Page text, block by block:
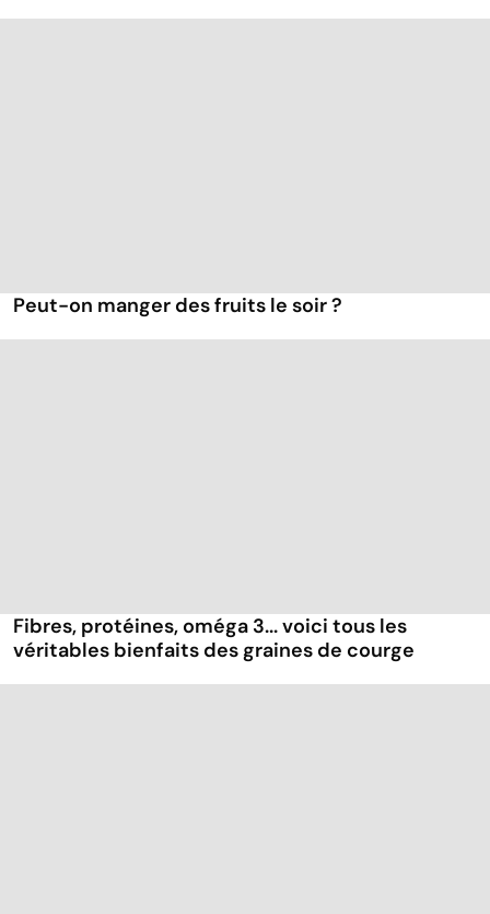
Peut-on manger des fruits le soir ?
Fibres, protéines, oméga 3... voici tous les
véritables bienfaits des graines de courge